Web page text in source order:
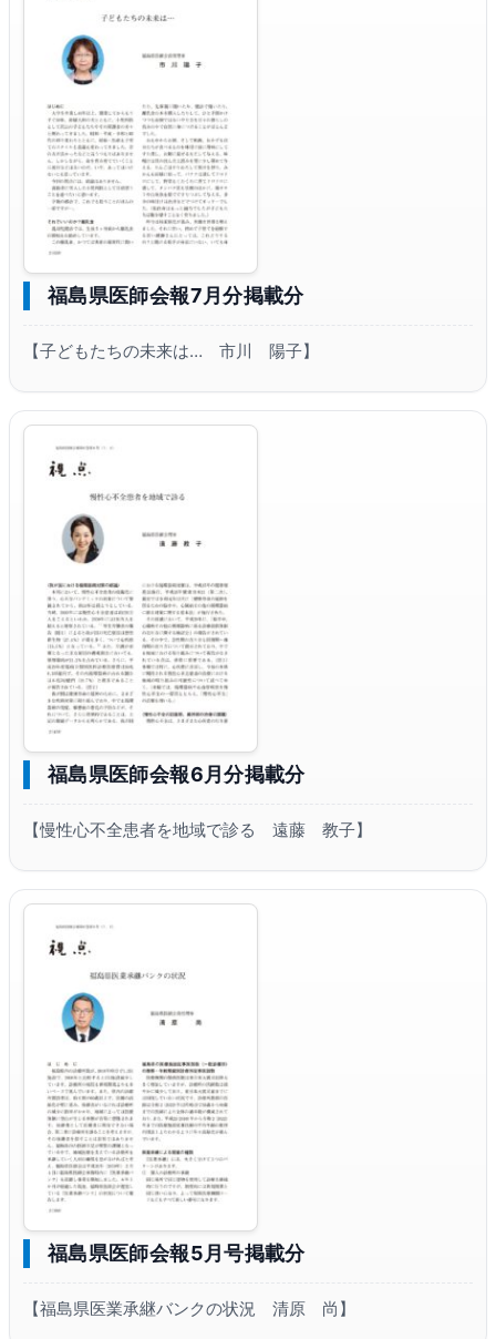
福島県医師会報7月分掲載分
【子どもたちの未来は… 市川 陽子】
福島県医師会報6月分掲載分
【慢性心不全患者を地域で診る 遠藤 教子】
福島県医師会報5月号掲載分
【福島県医業承継バンクの状況 清原 尚】